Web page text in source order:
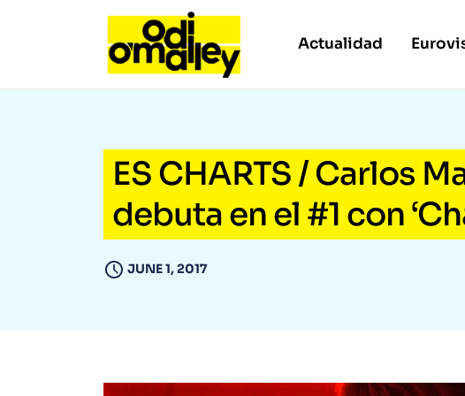
Actualidad
ES CHARTS / Carlos
debuta en el #1 con
JUNE 1, 2017